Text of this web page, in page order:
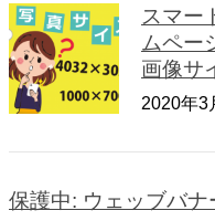
スマー
ムペー
画像サ
2020年3
保護中: ウェッブバ